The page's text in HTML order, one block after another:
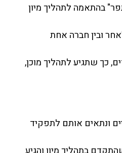
בהתאמה לתהליך מיון
ובין חברה אחת
כך שתגיע לתהליך מוכן,
ונתאים אותם לתפקיד